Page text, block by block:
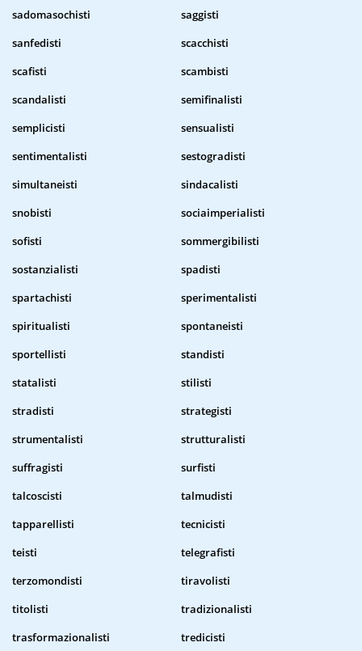
sadomasochisti
saggisti
sanfedisti
scacchisti
scafisti
scambisti
scandalisti
semifinalisti
semplicisti
sensualisti
sentimentalisti
sestogradisti
simultaneisti
sindacalisti
snobisti
sociaimperialisti
sofisti
sommergibilisti
sostanzialisti
spadisti
spartachisti
sperimentalisti
spiritualisti
spontaneisti
sportellisti
standisti
statalisti
stilisti
stradisti
strategisti
strumentalisti
strutturalisti
suffragisti
surfisti
talcoscisti
talmudisti
tapparellisti
tecnicisti
teisti
telegrafisti
terzomondisti
tiravolisti
titolisti
tradizionalisti
trasformazionalisti
tredicisti